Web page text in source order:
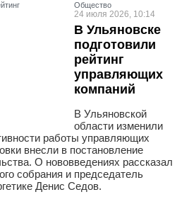
Общество
24 июля 2026, 10:14
В Ульяновске
подготовили
рейтинг
управляющих
компаний
В Ульяновской
области изменили
работы управляющих
внесли в постановление
О нововведениях рассказал
собрания и председатель
Денис Седов.